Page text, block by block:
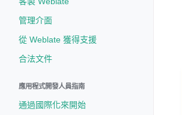
管理介面
從 Weblate 獲得支援
合法文件
應用程式開發人員指南
通過國際化來開始